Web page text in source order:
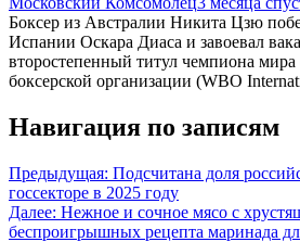
Боксер из Австралии Никита Цзю
Испании Оскара Диаса и завоевал
второстепенный титул чемпиона
боксерской организации (WBO
Навигация по записям
Предыдущая: Подсчитана доля
госсекторе в 2025 году
Далее: Нежное и сочное мясо с
беспроигрышных рецепта маринада